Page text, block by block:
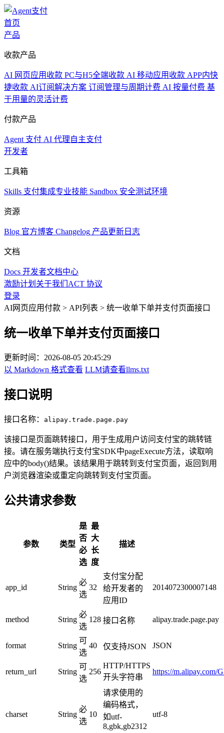
首页
产品
收款产品
AI 网页应用收款 PC与H5全端收款 AI 移动应用收款 APP内快
捷收款 AI订阅解决方案 订阅管理与周期计费 AI 按量付费 基
于用量的灵活计费
付款产品
Agent 支付 AI 代理自主支付
开发者
工具箱
Skills 支付集成专业技能 Sandbox 安全测试环境
资源
Blog 官方博客 Changelog 产品更新日志
文档
Docs 开发者文档中心
激励计划 关于我们 ACT 协议
登录
AI网页应用付款 > API列表 > 统一收单下单并支付页面接口
统一收单下单并支付页面接口
更新时间： 2026-08-05 20:45:29
以 Markdown 格式查看 LLM请查看llms.txt
接口说明
接口名称： alipay.trade.page.pay
该接口是页面跳转接口，用于生成用户访问支付宝的跳转链
接。请在服务端执行支付宝SDK中pageExecute方法，读取响
应中的body()结果。该结果用于跳转到支付宝页面，返回到用
户浏览器渲染或重定向跳转到支付宝页面。
公共请求参数
参数 类型
是
否
必
选
最
大
长
度
描述
app_id String
必
选
32
支付宝分配
给开发者的
应用ID
2014072300007148
method String
必
选
128 接口名称 alipay.trade.page.pay
format String
可
选
40 仅支持JSON JSON
return_url String
可
选
256
HTTP/HTTPS
开头字符串
https://m.alipay.com/
charset String
必
选
10
请求使用的
编码格式，
如utf-
8,gbk,gb2312
utf-8